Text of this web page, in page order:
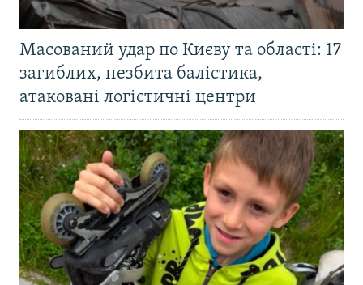
Масований удар по Києву та області: 17
загиблих, незбита балістика,
атаковані логістичні центри